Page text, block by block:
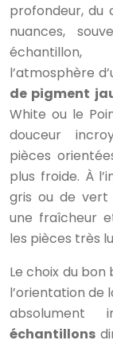
profondeur, du
nuances,
l’atmosphère
de pigment
White ou le
douceur
pièces
plus froide. À
gris ou de
une fraîcheur
les pièces très
Le choix du
l’orientation de
échantillons